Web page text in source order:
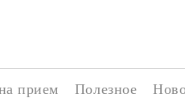
прием Полезное